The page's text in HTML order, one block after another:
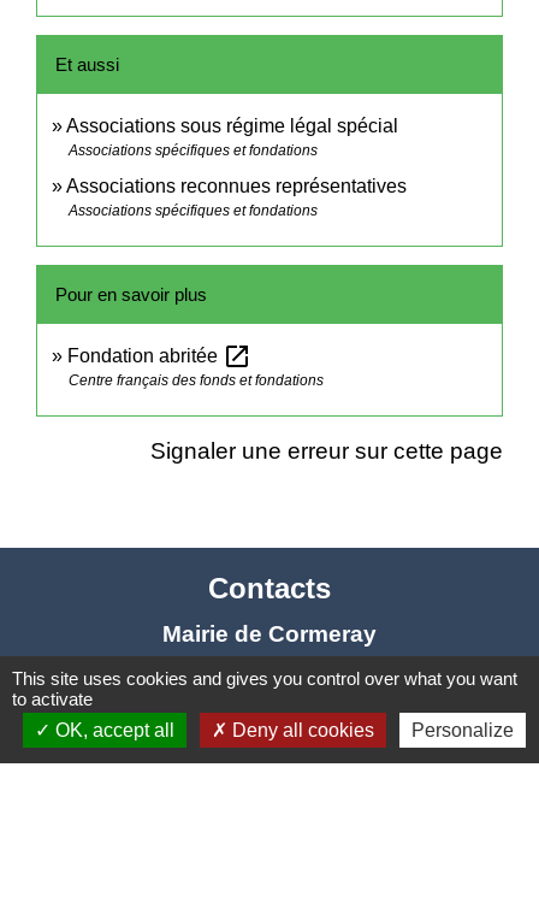
Et aussi
Associations sous régime légal spécial
Associations spécifiques et fondations
Associations reconnues représentatives
Associations spécifiques et fondations
Pour en savoir plus
Fondation abritée open_in_new
Centre français des fonds et fondations
Signaler une erreur sur cette page
Contacts
Mairie de Cormeray
1, RUE DE LA BUISSONNIERE
+33 2 54 44 26 19
This site uses cookies and gives you control over what you want
to activate
OK, accept all
Deny all cookies Personalize